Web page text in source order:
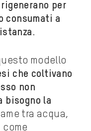
per
consumati a
.
modello
che coltivano
non
bisogno la
tra acqua,